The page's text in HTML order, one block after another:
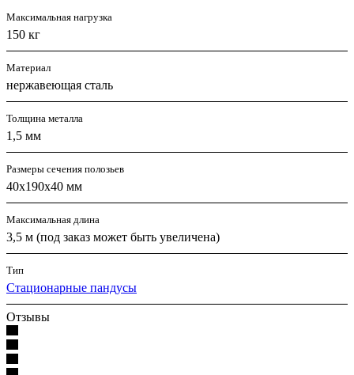
Максимальная нагрузка
150 кг
Материал
нержавеющая сталь
Толщина металла
1,5 мм
Размеры сечения полозьев
40х190х40 мм
Максимальная длина
3,5 м (под заказ может быть увеличена)
Тип
Стационарные пандусы
Отзывы